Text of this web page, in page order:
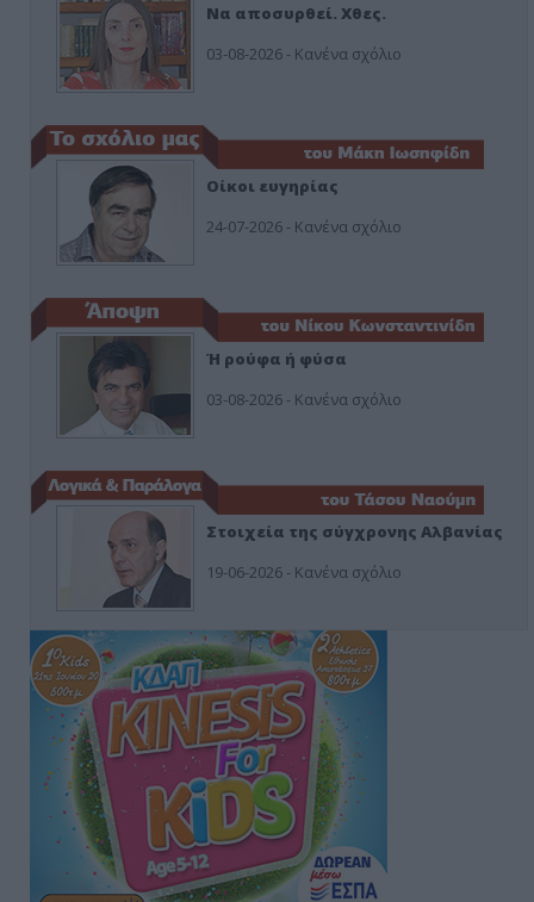
Να αποσυρθεί. Χθες.
03-08-2026 - Κανένα σχόλιο
Οίκοι ευγηρίας
24-07-2026 - Κανένα σχόλιο
Ή ρούφα ή φύσα
03-08-2026 - Κανένα σχόλιο
Στοιχεία της σύγχρονης Αλβανίας
19-06-2026 - Κανένα σχόλιο